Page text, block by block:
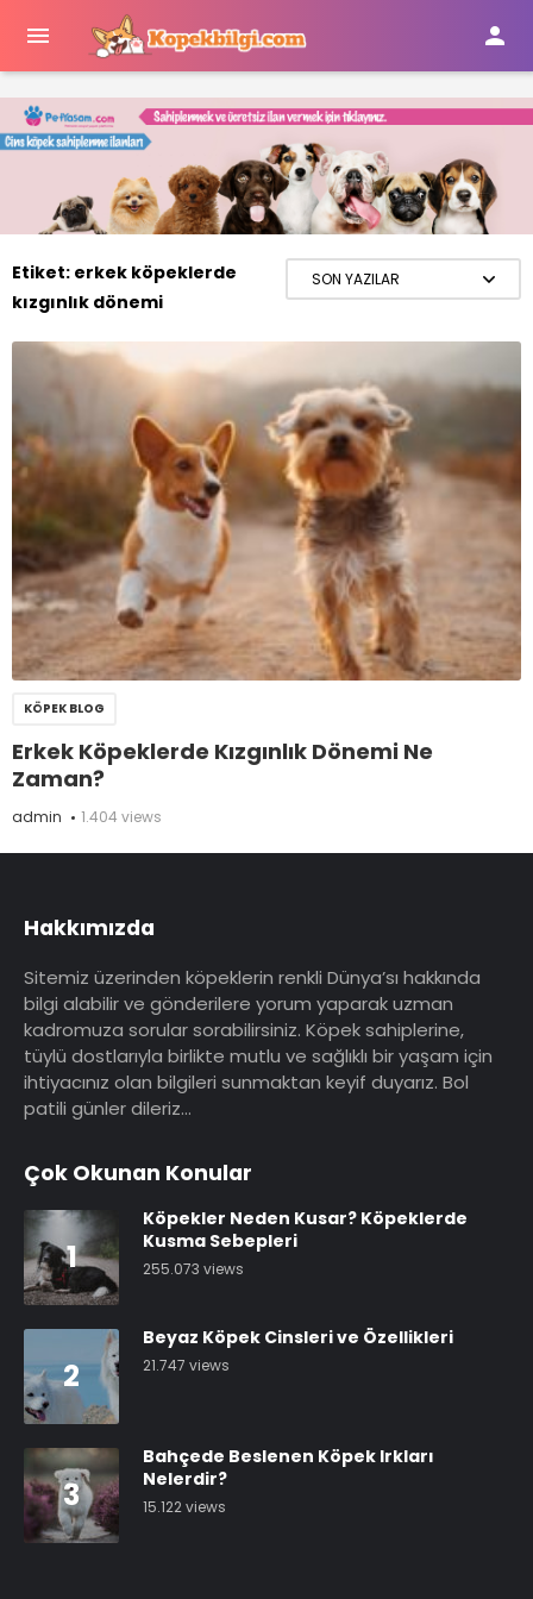
 
Etiket: erkek köpeklerde
kızgınlık dönemi
KÖPEK BLOG
Erkek Köpeklerde Kızgınlık Dönemi Ne
Zaman?
admin 1.404 views
Hakkımızda
Sitemiz üzerinden köpeklerin renkli Dünya’sı hakkında
bilgi alabilir ve gönderilere yorum yaparak uzman
kadromuza sorular sorabilirsiniz. Köpek sahiplerine,
tüylü dostlarıyla birlikte mutlu ve sağlıklı bir yaşam için
ihtiyacınız olan bilgileri sunmaktan keyif duyarız. Bol
patili günler dileriz…
Çok Okunan Konular
1
Köpekler Neden Kusar? Köpeklerde
Kusma Sebepleri
255.073 views
2
Beyaz Köpek Cinsleri ve Özellikleri
21.747 views
3
Bahçede Beslenen Köpek Irkları
Nelerdir?
15.122 views